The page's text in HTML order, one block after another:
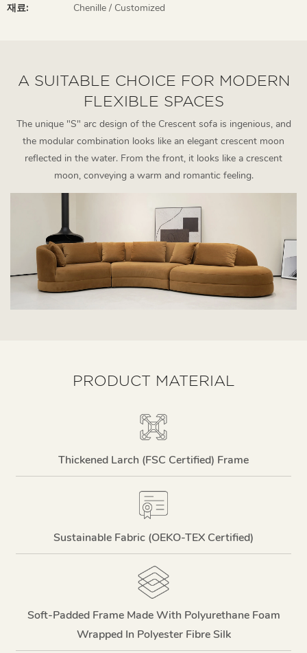
재료:
Chenille / Customized
A SUITABLE CHOICE FOR MODERN
FLEXIBLE SPACES
The unique "S" arc design of the Crescent sofa is ingenious, and
the modular combination looks like an elegant crescent moon
reflected in the water. From the front, it looks like a crescent
moon, conveying a warm and romantic feeling.
PRODUCT MATERIAL
Thickened Larch (FSC Certified) Frame
Sustainable Fabric (OEKO-TEX Certified)
Soft-Padded Frame Made With Polyurethane Foam
Wrapped In Polyester Fibre Silk